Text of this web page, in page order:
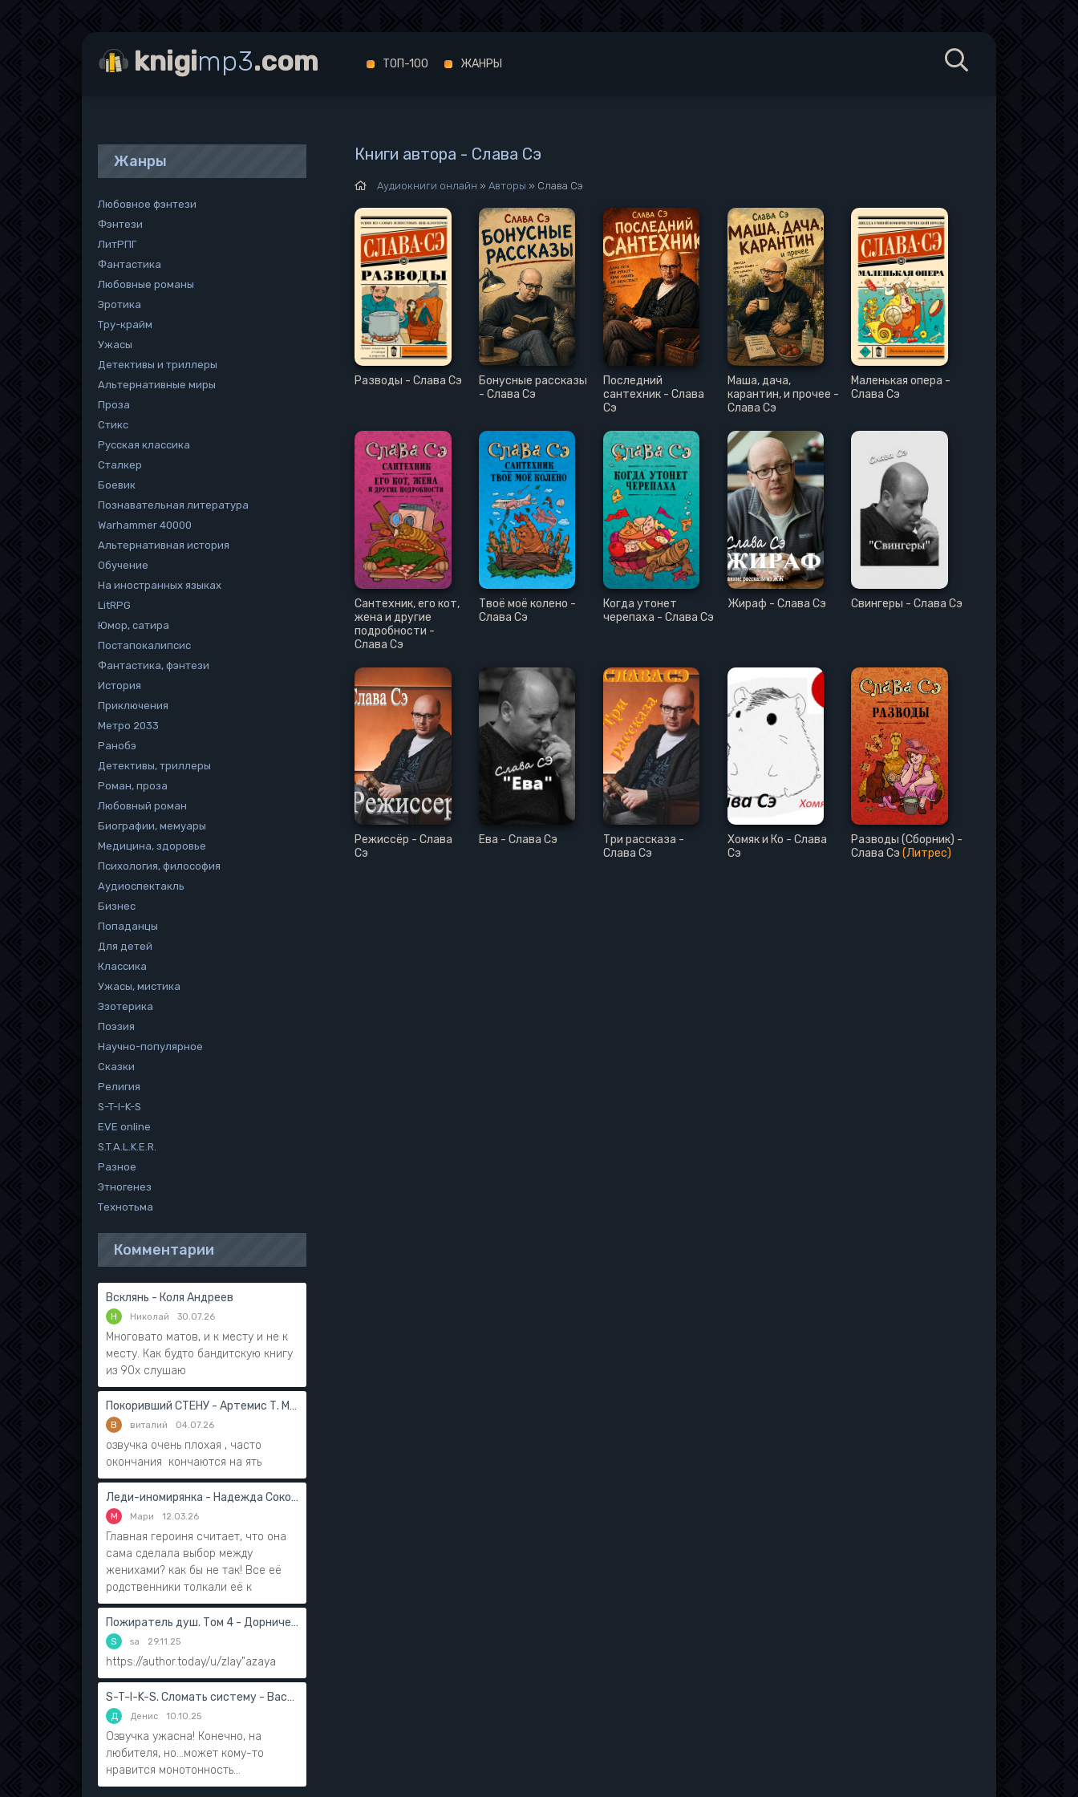
Книги автора - Слава Сэ
Аудиокниги онлайн » Авторы » Слава Сэ
Разводы - Слава Сэ
Бонусные рассказы
- Слава Сэ
Последний
сантехник - Слава
Сэ
Маша, дача,
карантин, и прочее -
Слава Сэ
Маленькая опера -
Слава Сэ
Сантехник, его кот,
жена и другие
подробности -
Слава Сэ
Твоё моё колено -
Слава Сэ
Когда утонет
черепаха - Слава Сэ
Жираф - Слава Сэ Свингеры - Слава Сэ
Режиссёр - Слава
Сэ
Ева - Слава Сэ
Три рассказа -
Слава Сэ
Хомяк и Ко - Слава
Сэ
Разводы (Сборник) -
Слава Сэ (Литрес)
Жанры
Любовное фэнтези
Фэнтези
ЛитРПГ
Фантастика
Любовные романы
Эротика
Тру-крайм
Ужасы
Детективы и триллеры
Альтернативные миры
Проза
Стикс
Русская классика
Сталкер
Боевик
Познавательная литература
Warhammer 40000
Альтернативная история
Обучение
На иностранных языках
LitRPG
Юмор, сатира
Постапокалипсис
Фантастика, фэнтези
История
Приключения
Метро 2033
Ранобэ
Детективы, триллеры
Роман, проза
Любовный роман
Биографии, мемуары
Медицина, здоровье
Психология, философия
Аудиоспектакль
Бизнес
Попаданцы
Для детей
Классика
Ужасы, мистика
Эзотерика
Поэзия
Научно-популярное
Сказки
Религия
S-T-I-K-S
EVE online
S.T.A.L.K.E.R.
Разное
Этногенез
Технотьма
Комментарии
Всклянь - Коля Андреев
Н Николай 30.07.26
Многовато матов, и к месту и не к
месту. Как будто бандитскую книгу
из 90х слушаю
Покоривший СТЕНУ - Артемис Т. Мантикор
В виталий 04.07.26
озвучка очень плохая , часто
окончания кончаются на ять
Леди-иномирянка - Надежда Соколова
М Мари 12.03.26
Главная героиня считает, что она
сама сделала выбор между
женихами? как бы не так! Все её
родственники толкали её к
Пожиратель душ. Том 4 - Дорничев Дмитрий
S sa 29.11.25
https://author.today/u/zlay"azaya
S-T-I-K-S. Сломать систему - Василий Мушинский
Д Денис 10.10.25
Озвучка ужасна! Конечно, на
любителя, но...может кому-то
нравится монотонность...
knigimp3.com ТОП-100 ЖАНРЫ